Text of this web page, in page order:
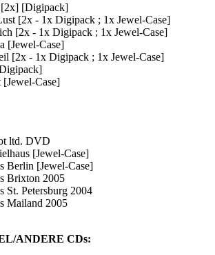
[Digipack]
[2x - 1x Digipack ; 1x Jewel-Case]
[2x - 1x Digipack ; 1x Jewel-Case]
[Jewel-Case]
[2x - 1x Digipack ; 1x Jewel-Case]
[Jewel-Case]
ltd. DVD
[Jewel-Case]
Berlin [Jewel-Case]
Brixton 2005
St. Petersburg 2004
Mailand 2005
ANDERE CDs: